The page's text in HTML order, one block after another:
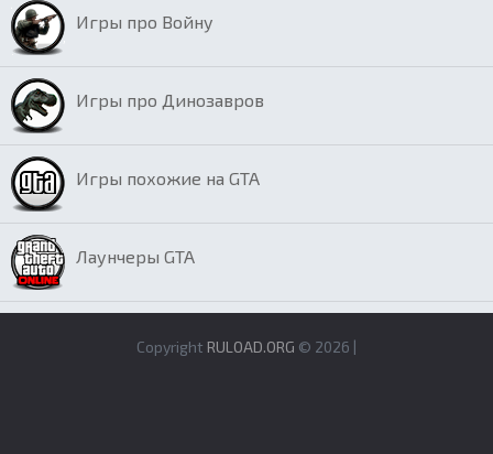
Игры про Войну
Игры про Динозавров
Игры похожие на GTA
Лаунчеры GTA
Copyright RULOAD.ORG © 2026 |